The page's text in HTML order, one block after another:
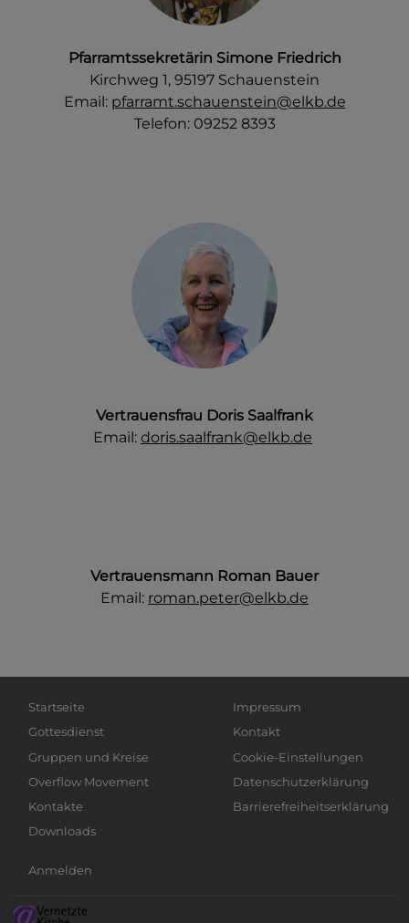
Pfarramtssekretärin Simone Friedrich
Kirchweg 1, 95197 Schauenstein
Email: pfarramt.schauenstein@elkb.de
Telefon: 09252 8393
Vertrauensfrau Doris Saalfrank
Email: doris.saalfrank@elkb.de
Vertrauensmann Roman Bauer
Email: roman.peter@elkb.de
Hauptnavigation
Startseite
Gottesdienst
Gruppen und Kreise
Overflow Movement
Kontakte
Downloads
Fußbereichsmenü
Impressum
Kontakt
Cookie-Einstellungen
Datenschutzerklärung
Barrierefreiheitserklärung
Benutzermenü
Anmelden